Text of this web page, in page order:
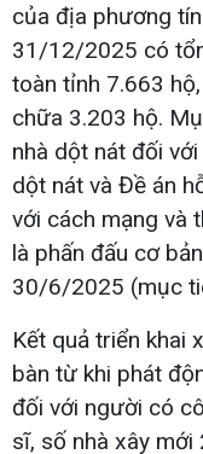
của địa phương
31/12/2025 có
toàn tỉnh 7.663
chữa 3.203 hộ.
nhà dột nát đối
dột nát và Đề án
với cách mạng và
là phấn đấu cơ
30/6/2025 (mục
Kết quả triển khai
bàn từ khi phát
đối với người có
sĩ, số nhà xây